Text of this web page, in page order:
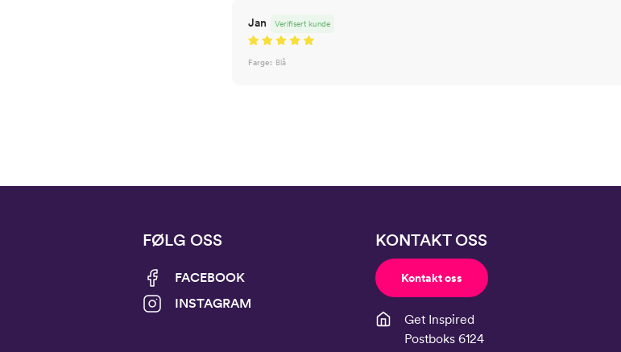
Jan Verifisert kunde
Farge: Blå
FØLG OSS
FACEBOOK
INSTAGRAM
KONTAKT OSS
Kontakt oss
Get Inspired
Postboks 6124